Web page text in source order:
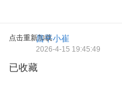
点击重新加载昌平小崔
2026-4-15 19:45:49
已收藏